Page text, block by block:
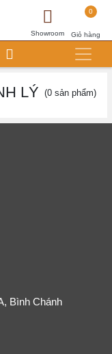
0
Giỏ hàng
Showroom
LÝ (0 sản phẩm)
Bình Chánh